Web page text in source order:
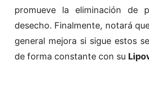
promueve la eliminación de
desecho. Finalmente, notará
general mejora si sigue estos
de forma constante con su